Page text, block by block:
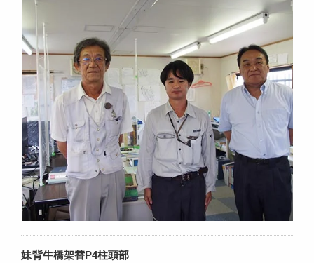
妹背牛橋架替P4柱頭部